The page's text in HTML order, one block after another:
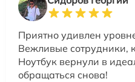
Приятно удивлен
Вежливые сотрудники,
Ноутбук вернули в
обращаться снова!